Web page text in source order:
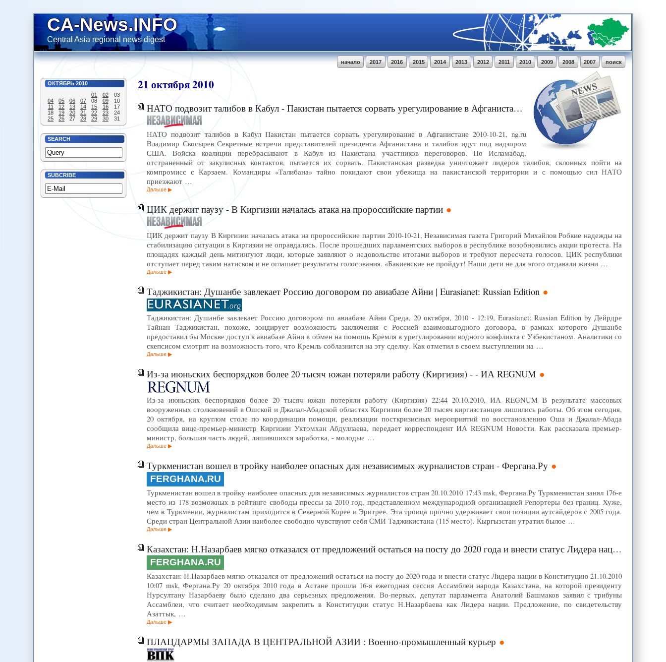
CA-News.INFO
Central Asia regional news digest
поиск
2007
2008
2009
2010
2011
2012
2013
2014
2015
2016
2017
начало
ОКТЯБРЬ 2010
01
02
03
04
05 06 07 08 09
10
11
12 13 14 15 16
17
18
19 20 21 22 23
24
25
26 27 28 29 30 31
SEARCH
SUBCRIBE
21октября2010
НАТО подвозит талибов в Кабул - Пакистан пытается сорвать урегулирование в Афганистане
НАТО подвозит талибов в Кабул Пакистан пытается сорвать урегулирование в Афганистане 2010-10-21, ng.ru
Владимир Скосырев Секретные встречи представителей президента Афганистана и талибов идут под надзором
США. Войска коалиции перебрасывают в Кабул из Пакистана участников переговоров. Но Исламабад,
отстраненный от закулисных контактов, пытается их сорвать. Пакистанская разведка уничтожает лидеров талибов, склонных пойти на
компромисс с Карзаем. Командиры «Талибана» тайно покидают свои убежища на пакистанской территории и с помощью сил НАТО
приезжают …
Дальше
ЦИК держит паузу - В Киргизии началась атака на пророссийские партии
ЦИК держит паузу В Киргизии началась атака на пророссийские партии 2010-10-21, Независимая газета Григорий Михайлов Робкие надежды на
стабилизацию ситуации в Киргизии не оправдались. После прошедших парламентских выборов в республике возобновились акции протеста. На
площадях каждый день митингуют люди, которые заявляют о недовольстве итогами выборов и требуют пересчета голосов. ЦИК республики
отступает перед таким натиском и не оглашает результаты голосования. «Бакиевские не пройдут! Наши дети не для этого отдавали жизни …
Дальше
Таджикистан: Душанбе завлекает Россию договором по авиабазе Айни | Eurasianet: Russian Edition
Таджикистан: Душанбе завлекает Россию договором по авиабазе Айни Среда, 20 октября, 2010 - 12:19, Eurasianet: Russian Edition by Дейрдре
Тайнан Таджикистан, похоже, зондирует возможность заключения с Россией взаимовыгодного договора, в рамках которого Душанбе
предоставил бы Москве доступ к авиабазе Айни в обмен на помощь Кремля в урегулировании водного конфликта с Узбекистаном. Аналитики со
скепсисом смотрят на возможность того, что Кремль соблазнится на эту сделку. Как отметил в своем выступлении на …
Дальше
Из-за июньских беспорядков более 20 тысяч южан потеряли работу (Киргизия) - - ИА REGNUM
Из-за июньских беспорядков более 20 тысяч южан потеряли работу (Киргизия) 22:44 20.10.2010, ИА REGNUM В результате массовых
вооруженных столкновений в Ошской и Джалал-Абадской областях Киргизии более 20 тысяч киргизстанцев лишились работы. Об этом сегодня,
20 октября, на круглом столе по координации помощи, реализации посткризисных мероприятий по восстановлению Оша и Джалал-Абада
сообщила вице-премьер-министр Киргизии Уктомхан Абдуллаева, передает корреспондент ИА REGNUM Новости. Как рассказала премьер-
министр, большая часть людей, лишившихся заработка, - молодые …
Дальше
Туркменистан вошел в тройку наиболее опасных для независимых журналистов стран - Фергана.Ру
FERGHANA.RU
Туркменистан вошел в тройку наиболее опасных для независимых журналистов стран 20.10.2010 17:43 msk, Фергана.Ру Туркменистан занял 176-е
место из 178 возможных в рейтинге свободы прессы за 2010 год, представленном международной организацией Репортеры без границ. Хуже,
чем в Туркмении, журналистам приходится в Северной Корее и Эритрее. Эта троица прочно удерживает свои позиции аутсайдеров с 2005 года.
Среди стран Центральной Азии наиболее свободно чувствуют себя СМИ Таджикистана (115 место). Кыргызстан утратил былое …
Дальше
Казахстан: Н.Назарбаев мягко отказался от предложений остаться на посту до 2020 года и внести статус Лидера нации в Конституцию - Фергана.Ру
FERGHANA.RU
Казахстан: Н.Назарбаев мягко отказался от предложений остаться на посту до 2020 года и внести статус Лидера нации в Конституцию 21.10.2010
10:07 msk, Фергана.Ру 20 октября 2010 года в Астане прошла 16-я ежегодная сессия Ассамблеи народа Казахстана, на которой президенту
Нурсултану Назарбаеву было сделано два серьезных предложения. Во-первых, депутат парламента Анатолий Башмаков заявил с трибуны
Ассамблеи, что считает необходимым закрепить в Конституции статус Н.Назарбаева как Лидера нации. Предложение, по свидетельству
Азаттык, …
Дальше
ПЛАЦДАРМЫ ЗАПАДА В ЦЕНТРАЛЬНОЙ АЗИИ : Военно-промышленный курьер